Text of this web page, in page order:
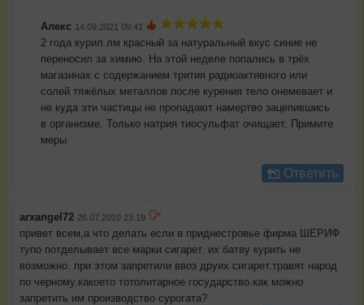
Алекс 14.09.2021 09:41
2 года курил лм красный за натуральный вкус синие не
переносил за химию. На этой неделе попались в трёх
магазинах с содержанием трития радиоактивного или
солей тяжёлых металлов после курения тело онемевает и
не куда эти частицы не пропадают намертво зацепившись
в организме. Только натрия тиосульфат очищает. Примите
меры
Ответить
arxangel72 26.07.2010 23:19
привет всем,а что делать если в приднестровье фирма ШЕРИФ
тупо потделывает все марки сигарет. их батву курить не
возможно. при этом запретили ввоз друих сигарет.травят народ
по черному.какоето тотолитарное государство.как можно
запретить им производство сурогата?